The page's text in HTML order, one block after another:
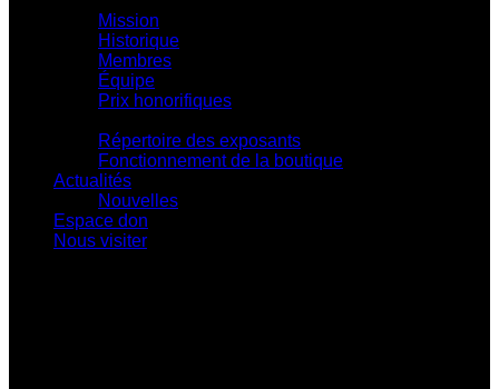
Mission
Historique
Membres
Équipe
Prix honorifiques
Répertoire des exposants
Fonctionnement de la boutique
Actualités
Nouvelles
Espace don
Nous visiter